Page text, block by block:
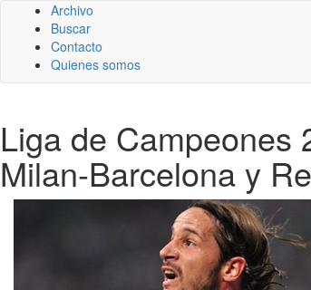
Archivo
Buscar
Contacto
Quienes somos
Liga de Campeones
Milan-Barcelona y